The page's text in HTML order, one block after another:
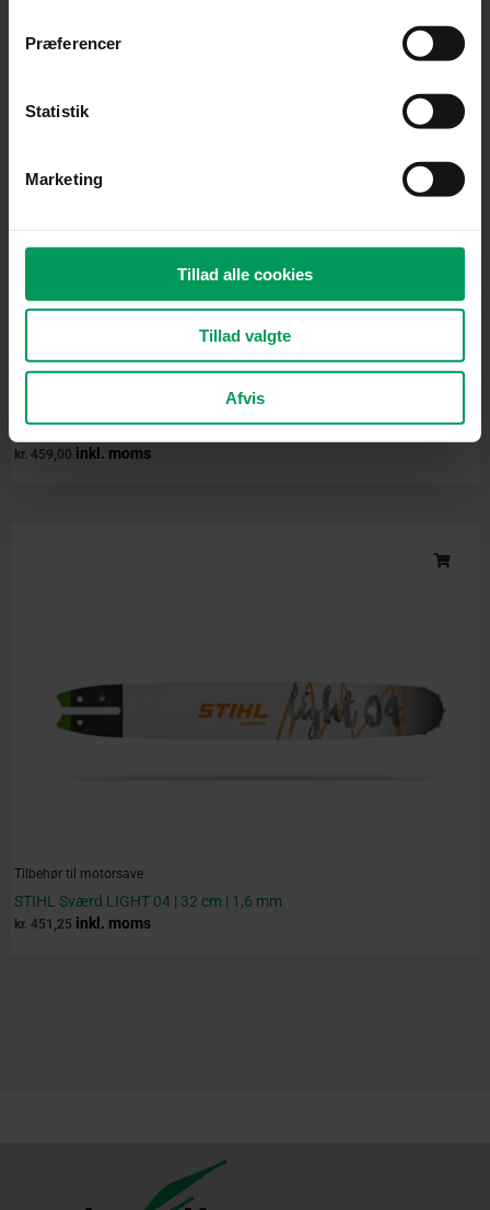
Præferencer
Statistik
Marketing
Tillad alle cookies
Tillad valgte
Afvis
Husqvarna Sværd X-Force 38 cm | .325″ | 1,3 mm
kr. 459,00 inkl. moms
Tilbehør til motorsave
STIHL Sværd LIGHT 04 | 32 cm | 1,6 mm
kr. 451,25 inkl. moms